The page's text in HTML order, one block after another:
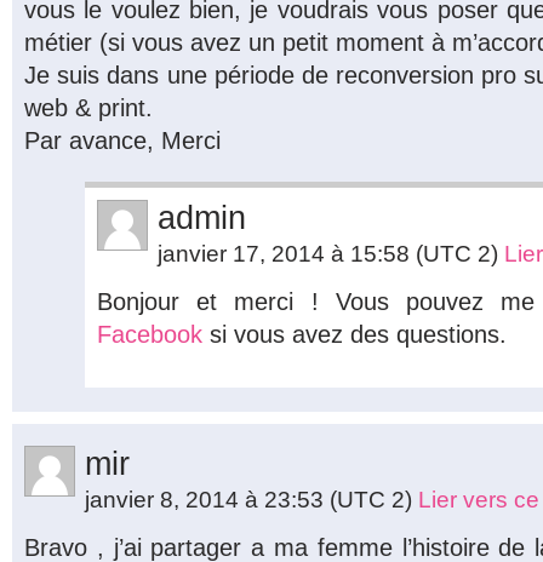
vous le voulez bien, je voudrais vous poser
métier (si vous avez un petit moment à
Je suis dans une période de reconversion pro
web & print.
Par avance, Merci
admin
janvier 17, 2014 à 15:58 (UTC 2)
Bonjour et merci ! Vous pouvez
Facebook si vous avez des questions.
mir
janvier 8, 2014 à 23:53 (UTC 2) Lier vers
Bravo , j’ai partager a ma femme l’histoire